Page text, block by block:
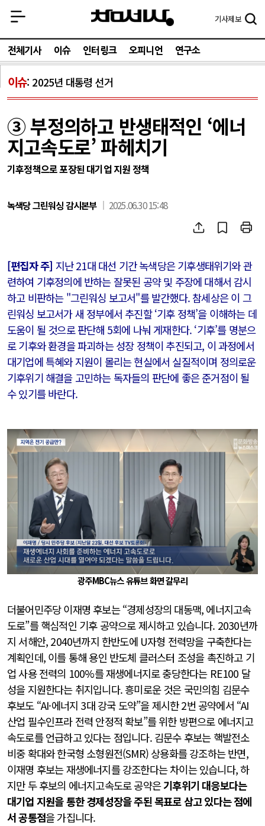
기사제보
전체기사 이슈 인터링크 오피니언 연구소
이슈 2025년 대통령 선거
③ 부정의하고 반생태적인 ‘에너
지고속도로’ 파헤치기
기후정책으로 포장된 대기업 지원 정책
녹색당 그린워싱 감시본부 2025.06.30 15:48
[편집자 주] 지난 21대 대선 기간 녹색당은 기후생태위기와 관
련하여 기후정의에 반하는 잘못된 공약 및 주장에 대해서 감시
하고 비판하는 "그린워싱 보고서"를 발간했다. 참세상은 이 그
린워싱 보고서가 새 정부에서 추진할 ‘기후 정책’을 이해하는 데
도움이 될 것으로 판단해 5회에 나눠 게재한다. ‘기후’를 명분으
로 기후와 환경을 파괴하는 성장 정책이 추진되고, 이 과정에서
대기업에 특혜와 지원이 몰리는 현실에서 실질적이며 정의로운
기후위기 해결을 고민하는 독자들의 판단에 좋은 준거점이 될
수 있기를 바란다.
광주MBC뉴스 유튜브 화면 갈무리
더불어민주당 이재명 후보는 “경제성장의 대동맥, 에너지고속
도로”를 핵심적인 기후 공약으로 제시하고 있습니다. 2030년까
지 서해안, 2040년까지 한반도에 U자형 전력망을 구축한다는
계획인데, 이를 통해 용인 반도체 클러스터 조성을 촉진하고 기
업 사용 전력의 100%를 재생에너지로 충당한다는 RE100 달
성을 지원한다는 취지입니다. 흥미로운 것은 국민의힘 김문수
후보도 “AI·에너지 3대 강국 도약”을 제시한 2번 공약에서 “AI
산업 필수인프라 전력 안정적 확보”를 위한 방편으로 에너지고
속도로를 언급하고 있다는 점입니다. 김문수 후보는 핵발전소
비중 확대와 한국형 소형원전(SMR) 상용화를 강조하는 반면,
이재명 후보는 재생에너지를 강조한다는 차이는 있습니다, 하
지만 두 후보의 에너지고속도로 공약은기후위기 대응보다는
대기업 지원을 통한 경제성장을 주된 목표로 삼고 있다는 점에
서 공통점을 가집니다.